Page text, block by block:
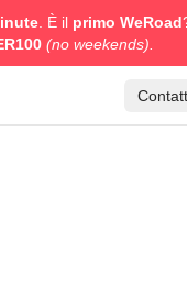
. È il primo WeRoad
(no weekends).